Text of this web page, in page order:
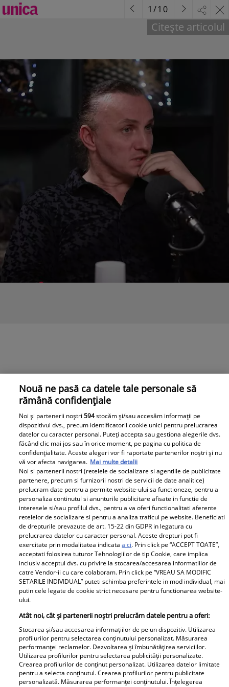
Cum a reușit Mihai Trăistariu să își închirieze rapid
apartamentele din Mamaia Nord de 1 Mai. Ce strategie a
aplicat
Citește articolul
1 /10
Parteneri
Tânărul din poză e azi
unul dintre cei mai
cunoscuți români! Uită-
te bine la el, îl
„Am cancer la sân. Am
intrat în metastază”.
Alina Pușcău, mesaj
tulburător de pe patul
Nouă ne pasă ca datele tale personale să
rămână confidențiale
Noi și partenerii noștri594stocăm și/sau accesăm informații pe
dispozitivul dvs., precum identificatorii cookie unici pentru prelucrarea
datelor cu caracter personal. Puteți accepta sau gestiona alegerile dvs.
făcând clic mai jos sau în orice moment, pe pagina cu politica de
confidențialitate. Aceste alegeri vor fi raportate partenerilor noștri și nu
vă vor afecta navigarea. Mai multe detalii
Noi si partenerii nostri (retelele de socializare si agentiile de publicitate
partenere, precum si furnizorii nostri de servicii de date analitice)
prelucram date pentru a permite website-ului sa functioneze, pentru a
personaliza continutul si anunturile publicitare afisate in functie de
interesele si/sau profilul dvs., pentru a va oferi functionalitati aferente
retelelor de socializare si pentru a analiza traficul pe website. Beneficiati
de drepturile prevazute de art. 15-22 din GDPR in legatura cu
prelucrarea datelor cu caracter personal. Aceste drepturi pot fi
exercitate prin modalitatea indicataaici. Prin click pe “ACCEPT TOATE”,
acceptati folosirea tuturor Tehnologiilor de tip Cookie, care implica
inclusiv acceptul dvs. cu privire la stocarea/accesarea informatiilor de
catre Vendor-ii cu care colaboram. Prin click pe “VREAU SA MODIFIC
SETARILE INDIVIDUAL” puteti schimba preferintele in mod individual, mai
putin cele legate de cookie strict necesare pentru functionarea website-
ului.
Atât noi, cât și partenerii noștri prelucrăm datele pentru a oferi:
Stocarea și/sau accesarea informațiilor de pe un dispozitiv. Utilizarea
profilurilor pentru selectarea conținutului personalizat. Măsurarea
performanței reclamelor. Dezvoltarea și îmbunătățirea serviciilor.
Utilizarea profilurilor pentru selectarea publicității personalizate.
Crearea profilurilor de conținut personalizat. Utilizarea datelor limitate
pentru a selecta conținutul. Crearea profilurilor pentru publicitate
personalizată. Măsurarea performanței conținutului. Înțelegerea